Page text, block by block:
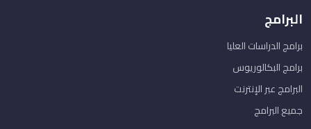
البرامج
برامج الدراسات العليا
برامج البكالوريوس
البرامج عبر الإنترنت
جميع البرامج